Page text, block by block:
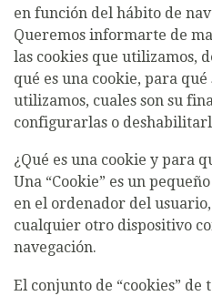
en función del hábito de
Queremos informarte de
las cookies que utilizamos,
qué es una cookie, para
utilizamos, cuales son su
configurarlas o
¿Qué es una cookie y para
Una “Cookie” es un
en el ordenador del
cualquier otro dispositivo
navegación.
El conjunto de “cookies” de